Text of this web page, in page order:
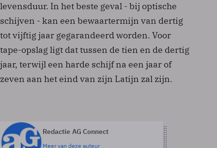
levensduur. In het beste geval - bij optische
schijven - kan een bewaartermijn van dertig
tot vijftig jaar gegarandeerd worden. Voor
tape-opslag ligt dat tussen de tien en de dertig
jaar, terwijl een harde schijf na een jaar of
zeven aan het eind van zijn Latijn zal zijn.
Redactie AG Connect
Meer van deze auteur